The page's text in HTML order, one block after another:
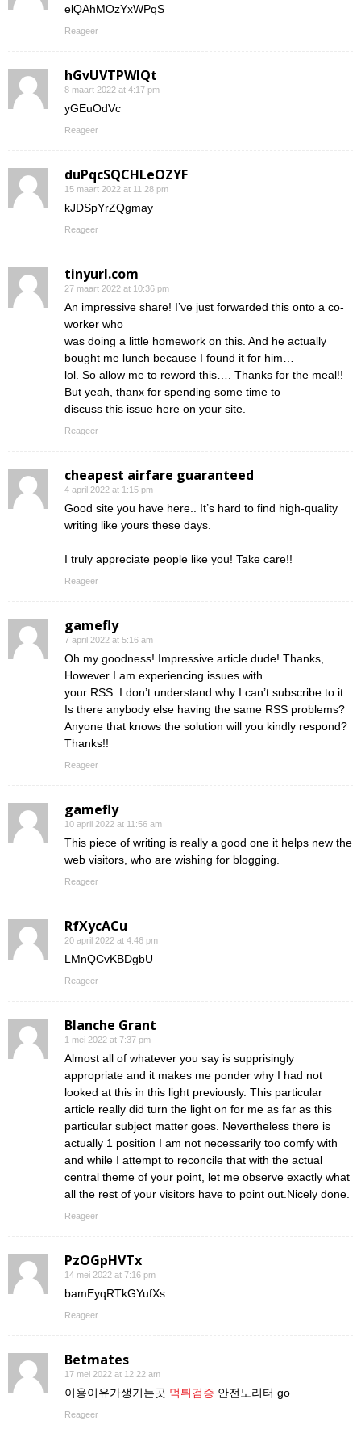
elQAhMOzYxWPqS
Reageer
hGvUVTPWIQt
8 maart 2022 at 4:17 pm
yGEuOdVc
Reageer
duPqcSQCHLeOZYF
15 maart 2022 at 11:28 pm
kJDSpYrZQgmay
Reageer
tinyurl.com
27 maart 2022 at 10:36 pm
An impressive share! I’ve just forwarded this onto a co-
worker who
was doing a little homework on this. And he actually
bought me lunch because I found it for him…
lol. So allow me to reword this…. Thanks for the meal!!
But yeah, thanx for spending some time to
discuss this issue here on your site.
Reageer
cheapest airfare guaranteed
4 april 2022 at 1:15 pm
Good site you have here.. It’s hard to find high-quality
writing like yours these days.
I truly appreciate people like you! Take care!!
Reageer
gamefly
7 april 2022 at 5:16 am
Oh my goodness! Impressive article dude! Thanks,
However I am experiencing issues with
your RSS. I don’t understand why I can’t subscribe to it.
Is there anybody else having the same RSS problems?
Anyone that knows the solution will you kindly respond?
Thanks!!
Reageer
gamefly
10 april 2022 at 11:56 am
This piece of writing is really a good one it helps new the
web visitors, who are wishing for blogging.
Reageer
RfXycACu
20 april 2022 at 4:46 pm
LMnQCvKBDgbU
Reageer
Blanche Grant
1 mei 2022 at 7:37 pm
Almost all of whatever you say is supprisingly
appropriate and it makes me ponder why I had not
looked at this in this light previously. This particular
article really did turn the light on for me as far as this
particular subject matter goes. Nevertheless there is
actually 1 position I am not necessarily too comfy with
and while I attempt to reconcile that with the actual
central theme of your point, let me observe exactly what
all the rest of your visitors have to point out.Nicely done.
Reageer
PzOGpHVTx
14 mei 2022 at 7:16 pm
bamEyqRTkGYufXs
Reageer
Betmates
17 mei 2022 at 12:22 am
이용이유가생기는곳 먹튀검증 안전노리터 go
Reageer